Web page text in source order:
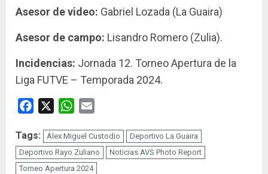
Asesor de video: Gabriel Lozada (La Guaira)
Asesor de campo: Lisandro Romero (Zulia).
Incidencias: Jornada 12. Torneo Apertura de la
Liga FUTVE – Temporada 2024.
Facebook WhatsApp
Tags: Álex Miguel Custodio
Deportivo La Guaira
Deportivo Rayo Zuliano
Noticias AVS Photo Report
Torneo Apertura 2024